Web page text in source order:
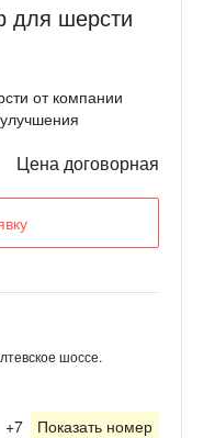
для шерсти
от компании
Цена договорная
шоссе.
+7 Показать номер